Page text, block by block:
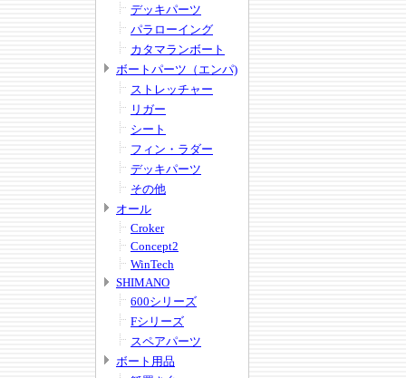
デッキパーツ
パラローイング
カタマランボート
ボートパーツ（エンパ)
ストレッチャー
リガー
シート
フィン・ラダー
デッキパーツ
その他
オール
Croker
Concept2
WinTech
SHIMANO
600シリーズ
Fシリーズ
スペアパーツ
ボート用品